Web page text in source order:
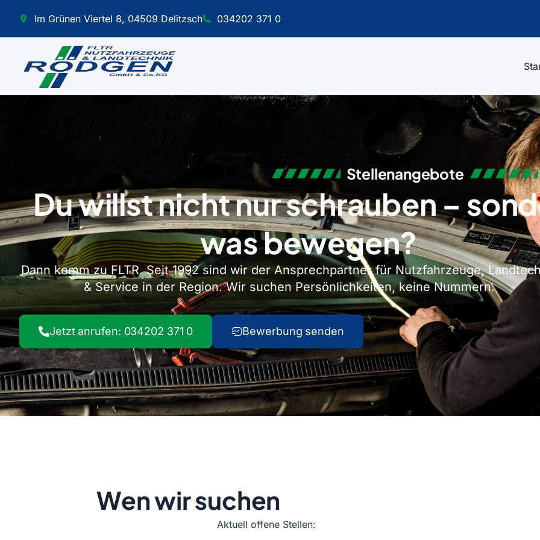
Im Grünen Viertel 8, 04509 Delitzsch 034202 371 0
Stellenangebote
Du willst nicht nur schrauben –
was bewegen?
Dann komm zu FLTR. Seit 1992 sind wir der Ansprechpartner für Nutzfahrzeuge,
& Service in der Region. Wir suchen Persönlichkeiten, keine Nummern.
Jetzt anrufen: 034202 371 0 Bewerbung senden
Wen wir suchen
Aktuell offene Stellen: